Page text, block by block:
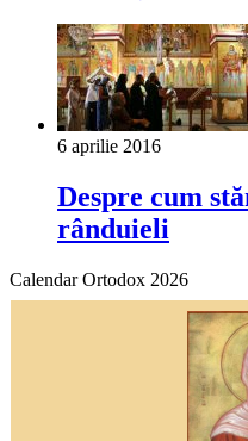
6 aprilie 2016
Despre cum
rânduieli
Calendar Ortodox 2026